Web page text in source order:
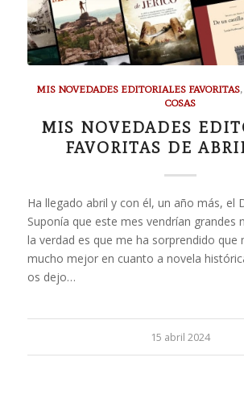
MIS NOVEDADES EDITORIALES FAVORITAS,
COSAS
MIS NOVEDADES
FAVORITAS DE
Ha llegado abril y con él, un año más, el
Suponía que este mes vendrían grandes
la verdad es que me ha sorprendido que
mucho mejor en cuanto a novela
os dejo…
15 abril 2024